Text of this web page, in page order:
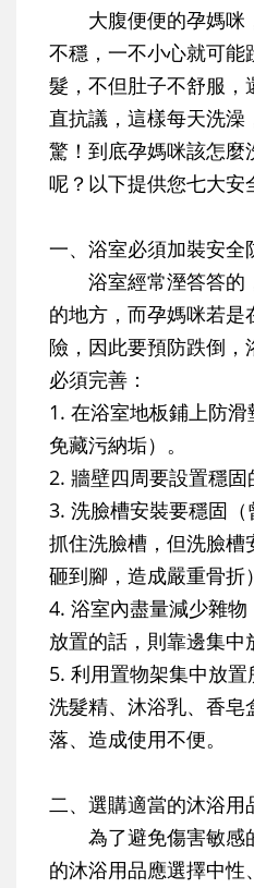
大腹便便的孕媽咪
不穩，一不小心就可能
髮，不但肚子不舒服，
直抗議，這樣每天洗澡
驚！到底孕媽咪該怎麼
呢？以下提供您七大安
一、浴室必須加裝安全
浴室經常溼答答的
的地方，而孕媽咪若
險，因此要預防跌倒
必須完善：
1. 在浴室地板鋪上防
免藏污納垢）。
2. 牆壁四周要設置穩固
3. 洗臉槽安裝要穩固
抓住洗臉槽，但洗臉槽
砸到腳，造成嚴重骨折
4. 浴室內盡量減少雜
放置的話，則靠邊集中
5. 利用置物架集中放
洗髮精、沐浴乳、香皂
落、造成使用不便。
二、選購適當的沐浴用
為了避免傷害敏感
的沐浴用品應選擇中